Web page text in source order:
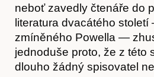
neboť zavedly čtenáře do
literatura dvacátého
zmíněného Powella —
jednoduše proto, že z této
dlouho žádný spisovatel